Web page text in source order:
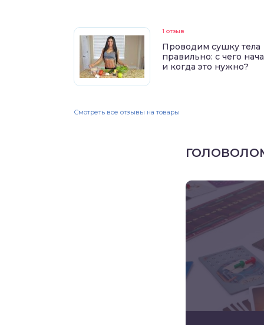
1 отзыв
Проводим сушку тела
правильно: с чего
и когда это нужно?
Смотреть все отзывы на товары